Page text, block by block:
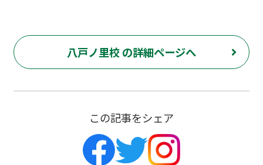
八戸ノ里校 の詳細ページへ
この記事をシェア